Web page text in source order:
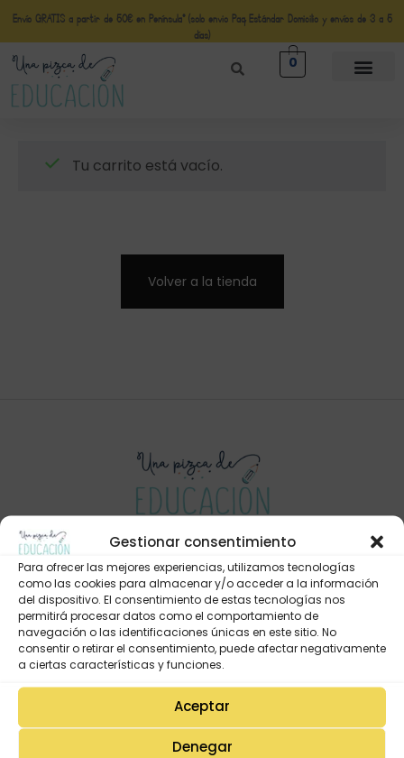
Gestionar consentimiento
Para ofrecer las mejores experiencias, utilizamos tecnologías
como las cookies para almacenar y/o acceder a la información
del dispositivo. El consentimiento de estas tecnologías nos
permitirá procesar datos como el comportamiento de
navegación o las identificaciones únicas en este sitio. No
consentir o retirar el consentimiento, puede afectar negativamente
a ciertas características y funciones.
Aceptar
Denegar
Envío GRATIS a partir de 50€ en Península* (solo envio Paq Estándar Domicilio y envíos de 3 a 5
días)
0
Tu carrito está vacío.
Volver a la tienda
Mi Cuenta
Lista de deseos
Mi Perfil
Descargas
Estado de mi pedido
Preguntas Frecuentes